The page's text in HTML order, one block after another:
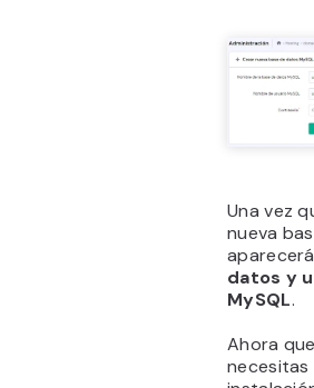
Una vez
nueva
datos y
MySQL.
Ahora